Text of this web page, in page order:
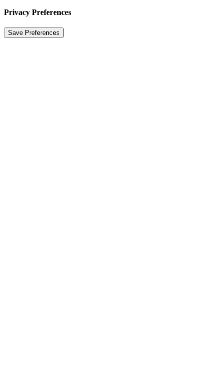
Privacy Preferences